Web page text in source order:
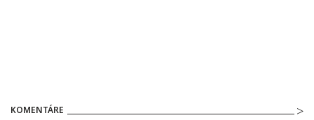
KOMENTÁRE